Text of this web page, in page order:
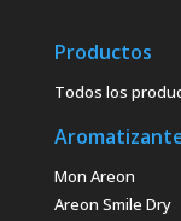
Productos
Todos los
Mon Areon
Areon Smile Dry